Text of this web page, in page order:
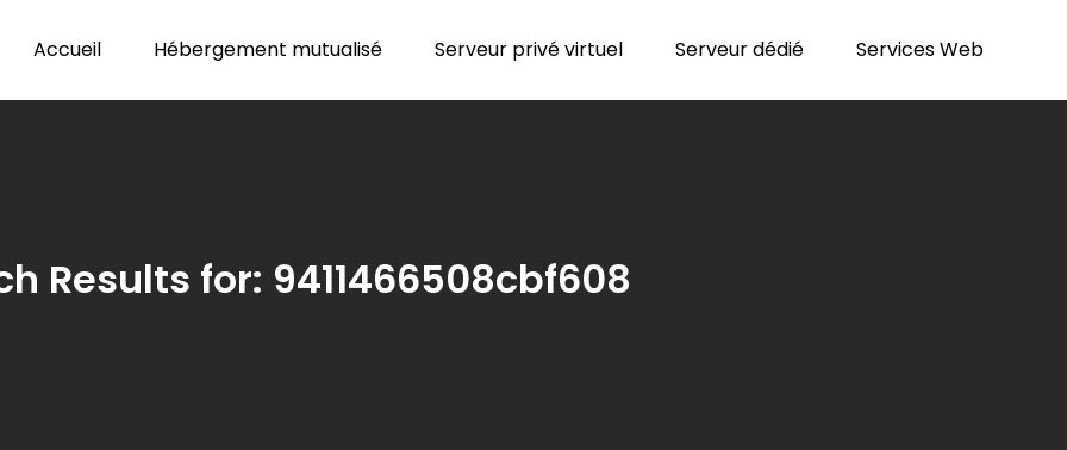
Accueil Hébergement mutualisé Serveur privé virtuel Serveur dédié Services Web
Results for: 9411466508cbf608